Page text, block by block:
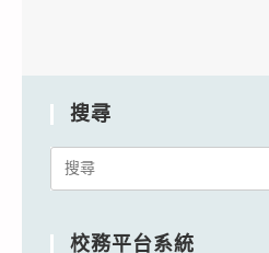
搜尋
Search
校務平台系統